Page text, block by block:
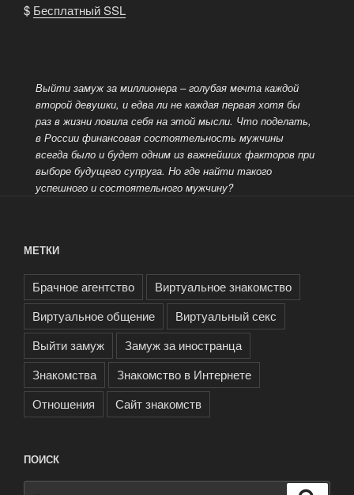
$ Бесплатный SSL
Выйти замуж за миллионера – голубая мечта каждой
второй девушки, и едва ли не каждая первая хотя бы
раз в жизни ловила себя на этой мысли. Что поделать,
в России финансовая состоятельность мужчины
всегда было и будет одним из важнейших факторов при
выборе будущего супруга. Но где найти такого
успешного и состоятельного мужчину?
МЕТКИ
Брачное агентство
Виртуальное знакомство
Виртуальное общение
Виртуальный секс
Выйти замуж
Замуж за иностранца
Знакомства
Знакомство в Интернете
Отношения
Сайт знакомств
ПОИСК